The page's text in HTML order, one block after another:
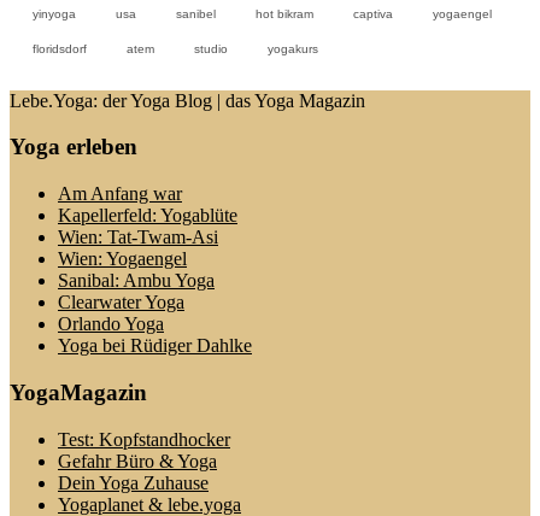
yinyoga usa sanibel hot bikram captiva yogaengel
floridsdorf atem studio yogakurs
Lebe.Yoga: der Yoga Blog | das Yoga Magazin
Yoga erleben
Am Anfang war
Kapellerfeld: Yogablüte
Wien: Tat-Twam-Asi
Wien: Yogaengel
Sanibal: Ambu Yoga
Clearwater Yoga
Orlando Yoga
Yoga bei Rüdiger Dahlke
YogaMagazin
Test: Kopfstandhocker
Gefahr Büro & Yoga
Dein Yoga Zuhause
Yogaplanet & lebe.yoga